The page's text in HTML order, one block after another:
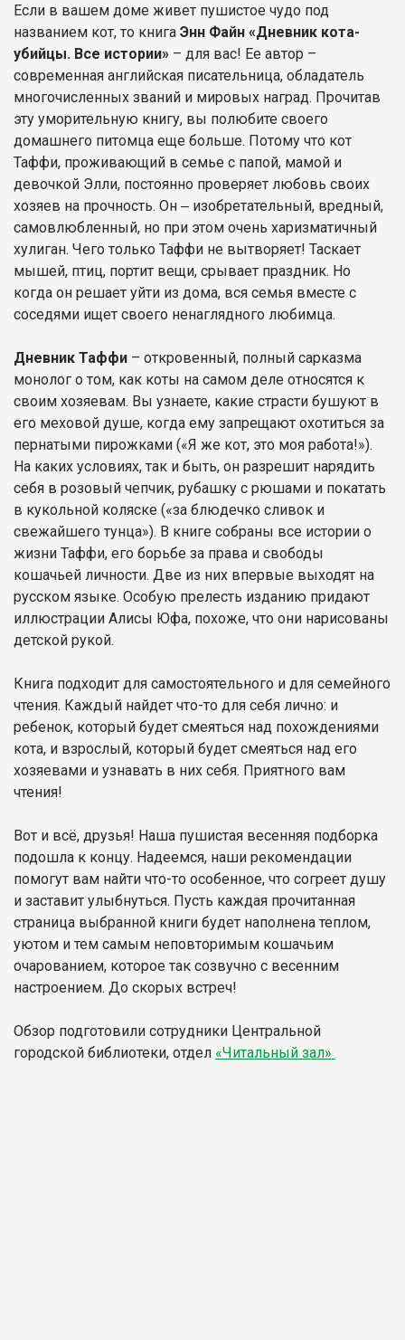
Если в вашем доме живет пушистое чудо под
названием кот, то книга Энн Файн «Дневник кота-
убийцы. Все истории» – для вас! Ее автор –
современная английская писательница, обладатель
многочисленных званий и мировых наград. Прочитав
эту уморительную книгу, вы полюбите своего
домашнего питомца еще больше. Потому что кот
Таффи, проживающий в семье с папой, мамой и
девочкой Элли, постоянно проверяет любовь своих
хозяев на прочность. Он ‒ изобретательный, вредный,
самовлюбленный, но при этом очень харизматичный
хулиган. Чего только Таффи не вытворяет! Таскает
мышей, птиц, портит вещи, срывает праздник. Но
когда он решает уйти из дома, вся семья вместе с
соседями ищет своего ненаглядного любимца.
Дневник Таффи – откровенный, полный сарказма
монолог о том, как коты на самом деле относятся к
своим хозяевам. Вы узнаете, какие страсти бушуют в
его меховой душе, когда ему запрещают охотиться за
пернатыми пирожками («Я же кот, это моя работа!»).
На каких условиях, так и быть, он разрешит нарядить
себя в розовый чепчик, рубашку с рюшами и покатать
в кукольной коляске («за блюдечко сливок и
свежайшего тунца»). В книге собраны все истории о
жизни Таффи, его борьбе за права и свободы
кошачьей личности. Две из них впервые выходят на
русском языке. Особую прелесть изданию придают
иллюстрации Алисы Юфа, похоже, что они нарисованы
детской рукой.
Книга подходит для самостоятельного и для семейного
чтения. Каждый найдет что-то для себя лично: и
ребенок, который будет смеяться над похождениями
кота, и взрослый, который будет смеяться над его
хозяевами и узнавать в них себя. Приятного вам
чтения!
Вот и всё, друзья! Наша пушистая весенняя подборка
подошла к концу. Надеемся, наши рекомендации
помогут вам найти что-то особенное, что согреет душу
и заставит улыбнуться. Пусть каждая прочитанная
страница выбранной книги будет наполнена теплом,
уютом и тем самым неповторимым кошачьим
очарованием, которое так созвучно с весенним
настроением. До скорых встреч!
Обзор подготовили сотрудники Центральной
городской библиотеки, отдел «Читальный зал»